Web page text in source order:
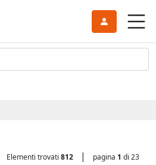
Elementi trovati 812 | pagina 1 di 23